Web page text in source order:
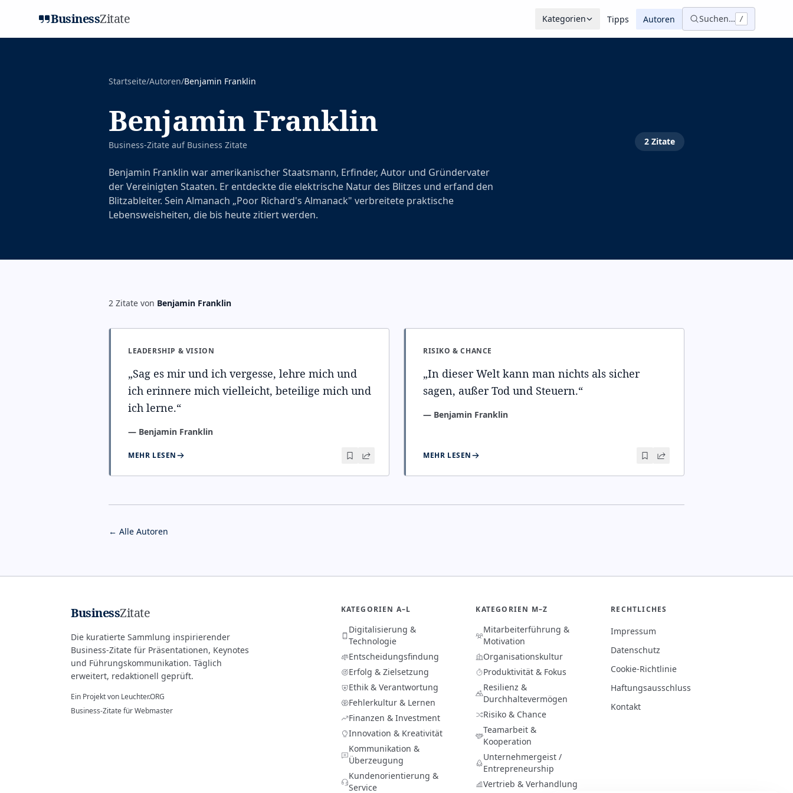
BusinessZitate Kategorien Tipps Autoren Suchen… /
Startseite/Autoren/Benjamin Franklin
Benjamin Franklin
Business-Zitate auf Business Zitate 2 Zitate
Benjamin Franklin war amerikanischer Staatsmann, Erfinder, Autor und Gründervater
der Vereinigten Staaten. Er entdeckte die elektrische Natur des Blitzes und erfand den
Blitzableiter. Sein Almanach „Poor Richard's Almanack" verbreitete praktische
Lebensweisheiten, die bis heute zitiert werden.
2 Zitate von Benjamin Franklin
LEADERSHIP & VISION
„Sag es mir und ich vergesse, lehre mich und
ich erinnere mich vielleicht, beteilige mich und
ich lerne.“
— Benjamin Franklin
MEHR LESEN
RISIKO & CHANCE
„In dieser Welt kann man nichts als sicher
sagen, außer Tod und Steuern.“
— Benjamin Franklin
MEHR LESEN
← Alle Autoren
BusinessZitate
Die kuratierte Sammlung inspirierender
Business-Zitate für Präsentationen, Keynotes
und Führungskommunikation. Täglich
erweitert, redaktionell geprüft.
Ein Projekt von Leuchter.ORG
Business-Zitate für Webmaster
KATEGORIEN A–L
Digitalisierung &
Technologie
Entscheidungsfindung
Erfolg & Zielsetzung
Ethik & Verantwortung
Fehlerkultur & Lernen
Finanzen & Investment
Innovation & Kreativität
Kommunikation &
Überzeugung
Kundenorientierung &
Service
KATEGORIEN M–Z
Mitarbeiterführung &
Motivation
Organisationskultur
Produktivität & Fokus
Resilienz &
Durchhaltevermögen
Risiko & Chance
Teamarbeit &
Kooperation
Unternehmergeist /
Entrepreneurship
Vertrieb & Verhandlung
RECHTLICHES
Impressum
Datenschutz
Cookie-Richtlinie
Haftungsausschluss
Kontakt